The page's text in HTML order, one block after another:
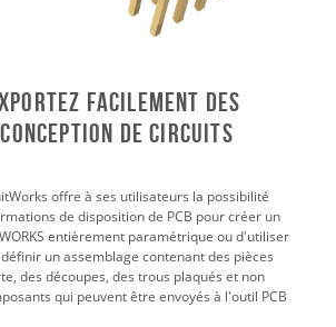
facilement des
de circuits
offre à ses utilisateurs la possibilité
de disposition de PCB pour créer un
entièrement paramétrique ou d'utiliser
définir un assemblage contenant des pièces
des découpes, des trous plaqués et non
qui peuvent être envoyés à l'outil PCB